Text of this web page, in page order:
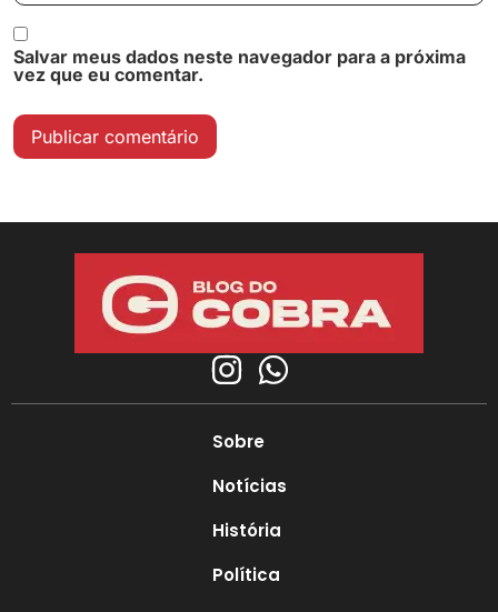
Salvar meus dados neste navegador para a próxima
vez que eu comentar.
Sobre
Notícias
História
Política